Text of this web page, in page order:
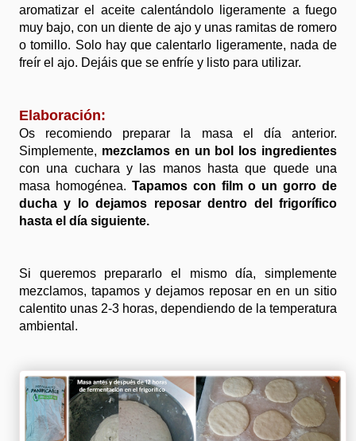
aromatizar el aceite calentándolo ligeramente a fuego
muy bajo, con un diente de ajo y unas ramitas de romero
o tomillo. Solo hay que calentarlo ligeramente, nada de
freír el ajo. Dejáis que se enfríe y listo para utilizar.
Elaboración:
Os recomiendo preparar la masa el día anterior.
Simplemente, mezclamos en un bol los ingredientes
con una cuchara y las manos hasta que quede una
masa homogénea. Tapamos con film o un gorro de
ducha y lo dejamos reposar dentro del frigorífico
hasta el día siguiente.
Si queremos prepararlo el mismo día, simplemente
mezclamos, tapamos y dejamos reposar en en un sitio
calentito unas 2-3 horas, dependiendo de la temperatura
ambiental.